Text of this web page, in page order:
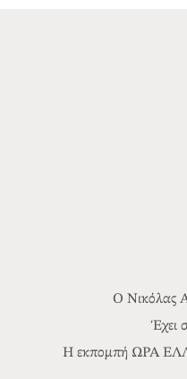
Ο Νικόλας
Έχει
Η εκπομπή ΩΡΑ